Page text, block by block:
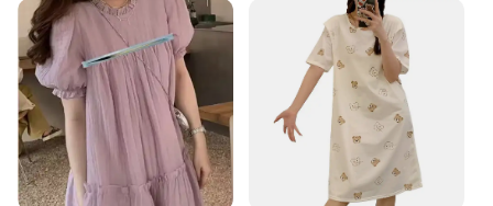
Type and Category: Robes, specifically sweet d
allaittement sets
Performance and Property: Durable, comfortable,
and designed for relaxation
Parts and Accessories: Includes matching slippers
and a satin sash
Features:
**Exquisite Craftsmanship and Comfort**